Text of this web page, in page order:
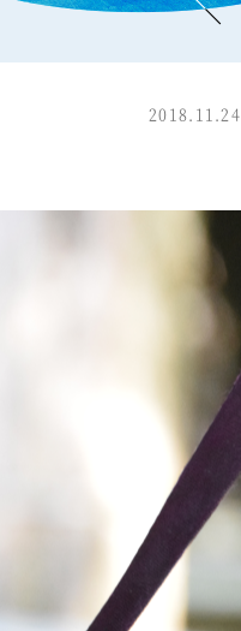
2018.11.24